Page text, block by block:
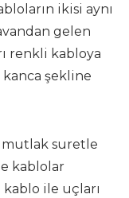
ikisi aynı
gelen
renkli kabloya
kanca şekline
mutlak suretle
kablolar
ile uçları